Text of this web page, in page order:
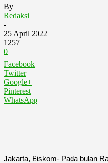
By
Redaksi
-
25 April 2022
1257
0
Facebook
Twitter
Google+
Pinterest
WhatsApp
Jakarta, Biskom- Pada bulan